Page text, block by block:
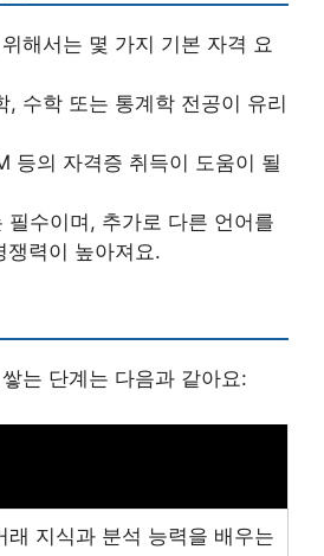
해서는 몇 가지 기본 자격 요
, 수학 또는 통계학 전공이 유리
등의 자격증 취득이 도움이 될
필수이며, 추가로 다른 언어를
쟁력이 높아져요.
는 단계는 다음과 같아요:
래 지식과 분석 능력을 배우는